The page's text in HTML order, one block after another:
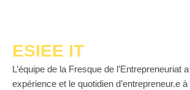
ESIEE IT
L’équipe de la Fresque de l’Entrepreneuriat
expérience et le quotidien d’entrepreneur.e